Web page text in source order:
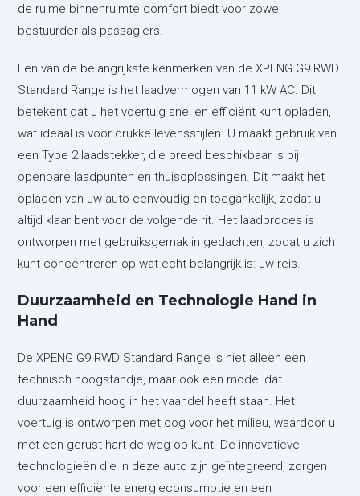
de ruime binnenruimte comfort biedt voor zowel
bestuurder als passagiers.
Een van de belangrijkste kenmerken van de XPENG G9 RWD
Standard Range is het laadvermogen van 11 kW AC. Dit
betekent dat u het voertuig snel en efficiënt kunt opladen,
wat ideaal is voor drukke levensstijlen. U maakt gebruik van
een Type 2 laadstekker, die breed beschikbaar is bij
openbare laadpunten en thuisoplossingen. Dit maakt het
opladen van uw auto eenvoudig en toegankelijk, zodat u
altijd klaar bent voor de volgende rit. Het laadproces is
ontworpen met gebruiksgemak in gedachten, zodat u zich
kunt concentreren op wat echt belangrijk is: uw reis.
Duurzaamheid en Technologie Hand in
Hand
De XPENG G9 RWD Standard Range is niet alleen een
technisch hoogstandje, maar ook een model dat
duurzaamheid hoog in het vaandel heeft staan. Het
voertuig is ontworpen met oog voor het milieu, waardoor u
met een gerust hart de weg op kunt. De innovatieve
technologieën die in deze auto zijn geïntegreerd, zorgen
voor een efficiënte energieconsumptie en een